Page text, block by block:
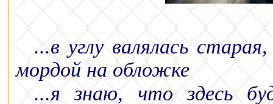
...в углу валялась
мордой на обложке
...я знаю, что здесь